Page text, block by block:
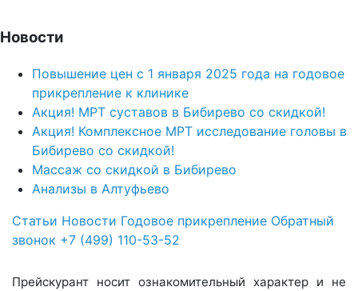
Новости
Повышение цен с 1 января 2025 года на годовое
прикрепление к клинике
Акция! МРТ суставов в Бибирево со скидкой!
Акция! Комплексное МРТ исследование головы в
Бибирево со скидкой!
Массаж со скидкой в Бибирево
Анализы в Алтуфьево
Статьи Новости Годовое прикрепление Обратный
звонок +7 (499) 110-53-52
Прейскурант носит ознакомительный характер и не